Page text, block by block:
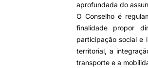
aprofundada do
O Conselho é
finalidade propor
participação social e
territorial, a
transporte e a